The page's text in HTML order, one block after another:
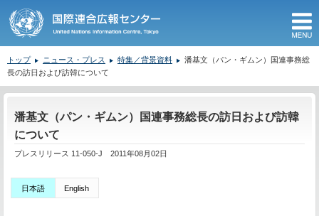
トップ ニュース・プレス 特集／背景資料
潘基文（パン・ギムン）国連事務総
長の訪日および訪韓について
潘基文（パン・ギムン）国連事務総長の訪日および訪韓
について
プレスリリース 11-050-J 2011年08月02日
日本語 English